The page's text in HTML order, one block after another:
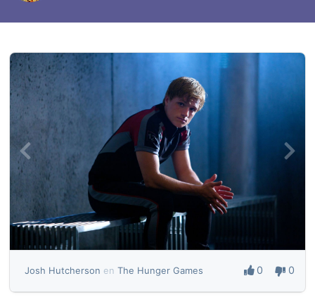
Josh Hutcherson en The Hunger Games 0 0